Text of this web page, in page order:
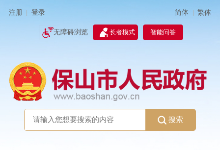
注册 登录 简体 | 繁体
无障碍浏览 长者模式 智能问答
搜索